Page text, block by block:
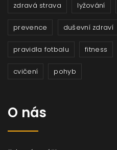
zdravá strava lyžování
prevence duševní zdraví
pravidla fotbalu fitness
cvičení pohyb
O nás